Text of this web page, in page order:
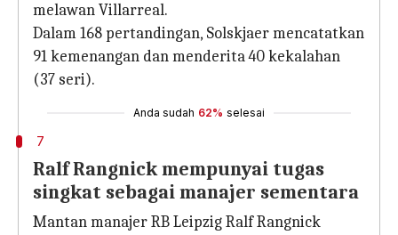
melawan Villarreal.
Dalam 168 pertandingan, Solskjaer mencatatkan
91 kemenangan dan menderita 40 kekalahan
(37 seri).
Anda sudah 62% selesai
7
Ralf Rangnick mempunyai tugas
singkat sebagai manajer sementara
Mantan manajer RB Leipzig Ralf Rangnick